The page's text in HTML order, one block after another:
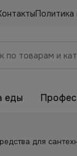
еды
для